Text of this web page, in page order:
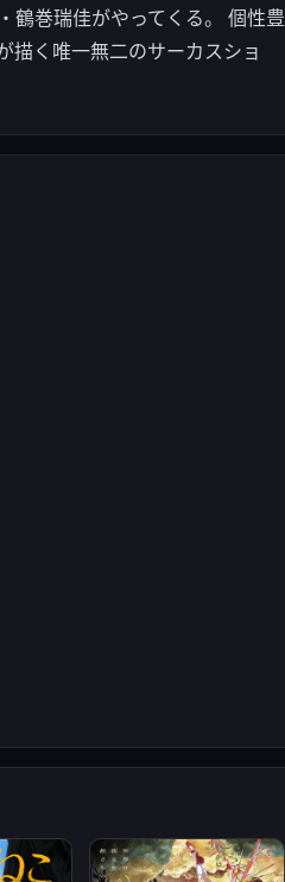
鶴巻瑞佳がやってくる。 個性豊
く唯一無二のサーカスショ